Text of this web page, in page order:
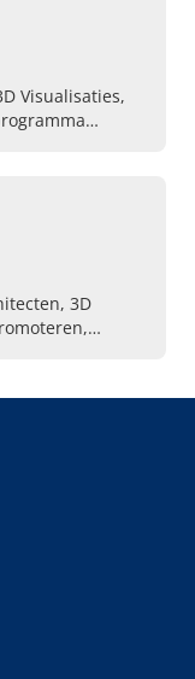
Visualisaties,
3D